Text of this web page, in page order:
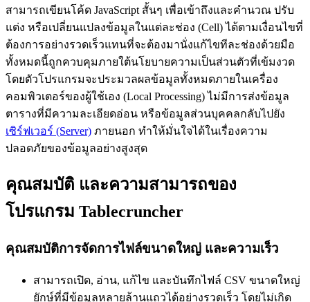
สามารถเขียนโค้ด JavaScript สั้นๆ เพื่อเข้าถึงและคำนวณ ปรับ
แต่ง หรือเปลี่ยนแปลงข้อมูลในแต่ละช่อง (Cell) ได้ตามเงื่อนไขที่
ต้องการอย่างรวดเร็วแทนที่จะต้องมานั่งแก้ไขทีละช่องด้วยมือ
ทั้งหมดนี้ถูกควบคุมภายใต้นโยบายความเป็นส่วนตัวที่เข้มงวด
โดยตัวโปรแกรมจะประมวลผลข้อมูลทั้งหมดภายในเครื่อง
คอมพิวเตอร์ของผู้ใช้เอง (Local Processing) ไม่มีการส่งข้อมูล
ตารางที่มีความละเอียดอ่อน หรือข้อมูลส่วนบุคคลกลับไปยัง
เซิร์ฟเวอร์ (Server) ภายนอก ทำให้มั่นใจได้ในเรื่องความ
ปลอดภัยของข้อมูลอย่างสูงสุด
คุณสมบัติ และความสามารถของ
โปรแกรม Tablecruncher
คุณสมบัติการจัดการไฟล์ขนาดใหญ่ และความเร็ว
สามารถเปิด, อ่าน, แก้ไข และบันทึกไฟล์ CSV ขนาดใหญ่
ยักษ์ที่มีข้อมูลหลายล้านแถวได้อย่างรวดเร็ว โดยไม่เกิด